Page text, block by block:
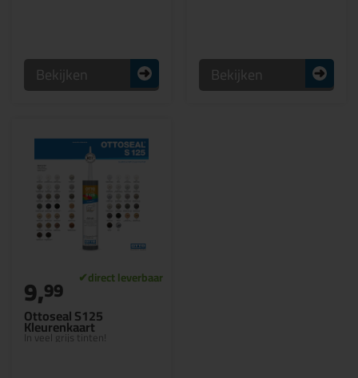
Bekijken Bekijken
Ottoseal S125
Kleurenkaart
In veel grijs tinten!
9,99